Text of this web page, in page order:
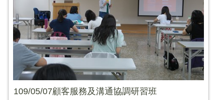
109/05/07顧客服務及溝通協調研習班